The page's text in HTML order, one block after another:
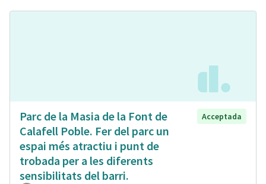
Parc de la Masia de la Font de
Calafell Poble. Fer del parc un
espai més atractiu i punt de
trobada per a les diferents
sensibilitats del barri.
Acceptada